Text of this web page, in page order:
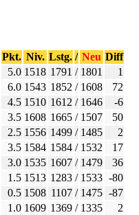
Pkt. Niv. Lstg. / Neu Diff
5.0 1518 1791 / 1801
1
6.0 1543 1852 / 1608
72
4.5 1510 1612 / 1646
-6
3.5 1608 1665 / 1507
50
2.5 1556 1499 / 1485
2
3.5 1584 1584 / 1532
17
3.0 1535 1607 / 1479
36
1.5 1513 1283 / 1533 -80
0.5 1508 1107 / 1475 -87
1.0 1609 1369 / 1335 2